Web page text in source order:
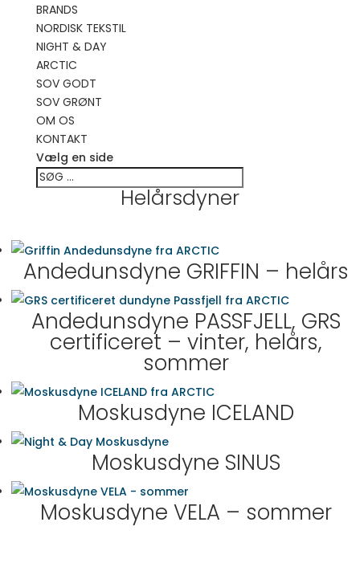
BRANDS
NORDISK TEKSTIL
NIGHT & DAY
ARCTIC
SOV GODT
SOV GRØNT
OM OS
KONTAKT
Vælg en side
Helårsdyner
Andedunsdyne GRIFFIN – helårs
Andedunsdyne PASSFJELL, GRS
certificeret – vinter, helårs,
sommer
Moskusdyne ICELAND
Moskusdyne SINUS
Moskusdyne VELA – sommer